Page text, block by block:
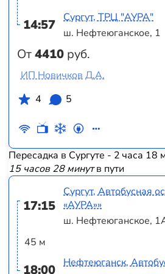
14:57
От4410 руб.
Сургут, ТРЦ "АУРА"
ш. Нефтеюганское, 1
ИП Новичков Д.А.
4
5
Пересадка в Сургуте - 2 часа 18
15 часов 28 минутв пути
17:15
45 м
18:00
Сургут, Автобусная
«АУРА»»
ш. Нефтеюганское,
Нефтеюганск,